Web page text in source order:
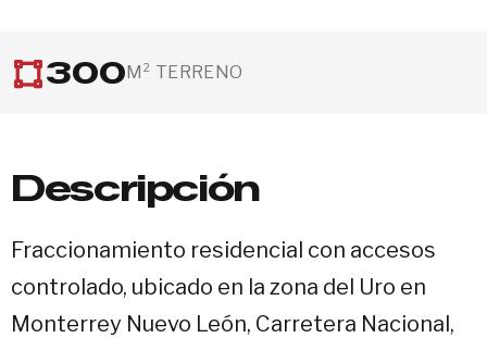
300M² TERRENO
Descripción
Fraccionamiento residencial con accesos
controlado, ubicado en la zona del Uro en
Monterrey Nuevo León, Carretera Nacional,